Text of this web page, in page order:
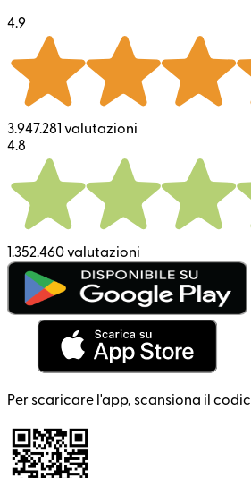
4.9
3.947.281 valutazioni
4.8
1.352.460 valutazioni
Per scaricare l'app, scansiona il